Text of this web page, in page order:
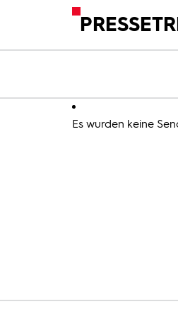
Es wurden keine